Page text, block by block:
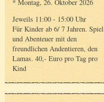
* Montag, 26. Oktober 2026
Jeweils 11:00 - 15:00 Uhr
Für Kinder ab 6/ 7 Jahren. Spiel
und Abenteuer mit den
freundlichen Andentieren, den
Lamas. 40,- Euro pro Tag pro
Kind